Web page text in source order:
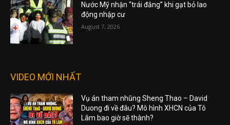
Nước Mỹ nhận “trái đắng” khi gạt bỏ lao
động nhập cư
August 7, 2026
VIDEO MỚI NHẤT
Vụ án tham nhũng Sheng Thao – David
Duong đi về đâu? Mô hình XHCN của Tô
Lâm bao giờ sẽ thành?